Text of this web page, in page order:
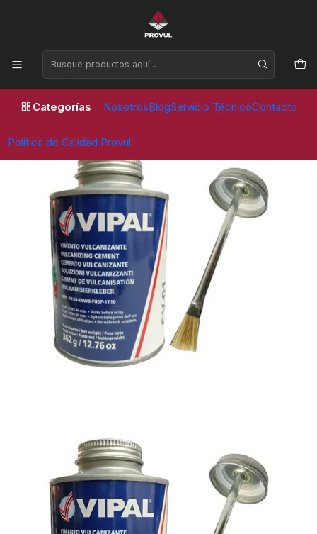
Categorías NosotrosBlogServicio TécnicoContacto
Política de Calidad Provul
Horario de atención Lunes a Viernes de 09:00 a 17:30 horas
Inicio Parches